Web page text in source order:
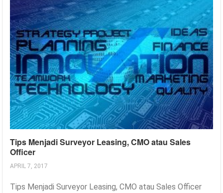
Tips Menjadi Surveyor Leasing, CMO atau Sales
Officer
APRIL 7, 2017
Tips Menjadi Surveyor Leasing, CMO atau Sales Officer